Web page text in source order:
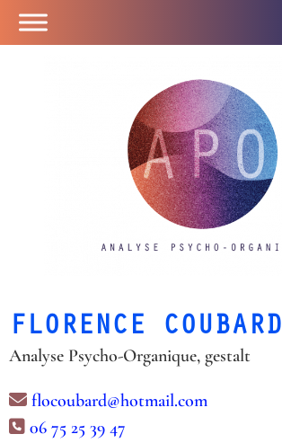
FLORENCE COUBARD
Analyse Psycho-Organique, gestalt
flocoubard@hotmail.com
06 75 25 39 47